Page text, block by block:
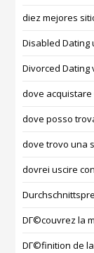
diez mejores
Disabled Dating
Divorced Dating
dove
dove posso
dove trovo una
dovrei uscire
DГ©couvrez la
DГ©finition de